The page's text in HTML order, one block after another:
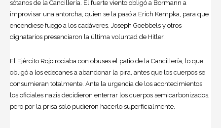
sótanos de la Cancillería. El fuerte viento obligó a Bormann a
improvisar una antorcha, quien se la pasó a Erich Kempka, para que
encendiese fuego a los cadáveres. Joseph Goebbels y otros
dignatarios presenciaron la última voluntad de Hitler.
El Ejército Rojo rociaba con obuses el patio de la Cancillería, lo que
obligó a los edecanes a abandonar la pira, antes que los cuerpos se
consumieran totalmente. Ante la urgencia de los acontecimientos,
los oficiales nazis decidieron enterrar los cuerpos semicarbonizados,
pero por la prisa solo pudieron hacerlo superficialmente.